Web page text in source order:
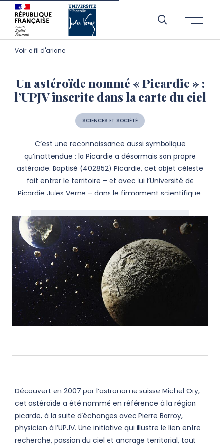
Aller à l’entête de page
Aller au menu principale
Aller au contenu principal
Aller à la recherche
Passer aux cookies
Aller au pied de page
Voir le fil d'ariane
Un astéroïde nommé « Picardie » :
l’UPJV inscrite dans la carte du ciel
SCIENCES ET SOCIÉTÉ
C’est une reconnaissance aussi symbolique
qu’inattendue : la Picardie a désormais son propre
astéroïde. Baptisé (402852) Picardie, cet objet céleste
fait entrer le territoire – et avec lui l’Université de
Picardie Jules Verne – dans le firmament scientifique.
Découvert en 2007 par l’astronome suisse Michel Ory,
cet astéroïde a été nommé en référence à la région
picarde, à la suite d’échanges avec Pierre Barroy,
physicien à l’UPJV. Une initiative qui illustre le lien entre
recherche, passion du ciel et ancrage territorial, tout